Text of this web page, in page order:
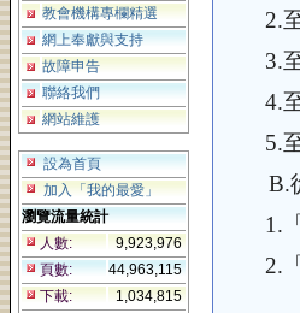
教會機構專欄精選
網上奉獻與支持
故障申告
聯絡我們
網站維護
設為首頁
加入「我的最愛」
瀏覽流量統計
人數:
9,923,976
頁數:
44,963,115
下載:
1,034,815
2.
3.
4.
5.
B.
1.
2.